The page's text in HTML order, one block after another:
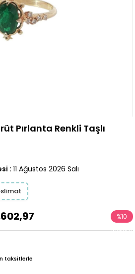
Pırlanta Renkli Taşlı
: 11 Ağustos 2026 Salı
%10
İndirim
taksitlerle